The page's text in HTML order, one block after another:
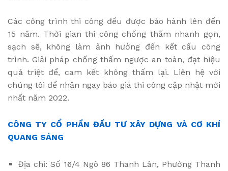
Các công trình thi công đều được bảo hành lên đến
15 năm. Thời gian thi công chống thấm nhanh gọn,
sạch sẽ, không làm ảnh hưởng đến kết cấu công
trình. Giải pháp chống thấm ngược an toàn, đạt hiệu
quả triệt để, cam kết không thấm lại. Liên hệ với
chúng tôi để nhận ngay báo giá thi công cập nhật mới
nhất năm 2022.
CÔNG TY CỔ PHẦN ĐẦU TƯ XÂY DỰNG VÀ CƠ KHÍ
QUANG SÁNG
Địa chỉ: Số 16/4 Ngõ 86 Thanh Lân, Phường Thanh